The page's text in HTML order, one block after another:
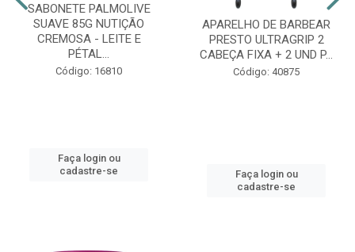
SABONETE PALMOLIVE
SUAVE 85G NUTIÇÃO
CREMOSA - LEITE E
PÉTAL...
Código: 16810
Faça login ou
cadastre-se
APARELHO DE BARBEAR
PRESTO ULTRAGRIP 2
CABEÇA FIXA + 2 UND P...
Código: 40875
Faça login ou
cadastre-se